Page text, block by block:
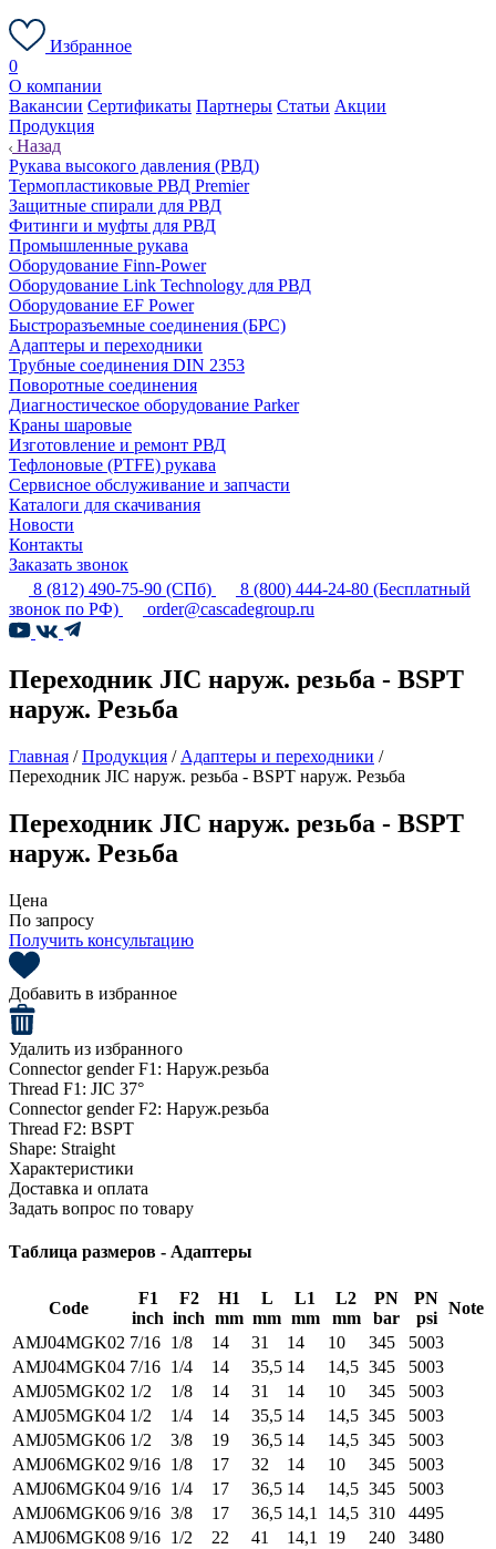
Избранное
0
О компании
Вакансии Сертификаты Партнеры Статьи Акции
Продукция
Назад
Рукава высокого давления (РВД)
Термопластиковые РВД Premier
Защитные спирали для РВД
Фитинги и муфты для РВД
Промышленные рукава
Оборудование Finn-Power
Оборудование Link Technology для РВД
Оборудование EF Power
Быстроразъемные соединения (БРС)
Адаптеры и переходники
Трубные соединения DIN 2353
Поворотные соединения
Диагностическое оборудование Parker
Краны шаровые
Изготовление и ремонт РВД
Тефлоновые (PTFE) рукава
Сервисное обслуживание и запчасти
Каталоги для скачивания
Новости
Контакты
Заказать звонок
8 (812) 490-75-90 (СПб) 8 (800) 444-24-80 (Бесплатный
звонок по РФ)
order@cascadegroup.ru
Переходник JIC наруж. резьба - BSPT
наруж. Резьба
Главная /Продукция / Адаптеры и переходники /
Переходник JIC наруж. резьба - BSPT наруж. Резьба
Переходник JIC наруж. резьба - BSPT
наруж. Резьба
Цена
По запросу
Получить консультацию
Добавить в избранное
Удалить из избранного
Connector gender F1: Наруж.резьба
Thread F1: JIC 37°
Connector gender F2: Наруж.резьба
Thread F2: BSPT
Shape: Straight
Характеристики
Доставка и оплата
Задать вопрос по товару
Таблица размеров - Адаптеры
Code
F1
inch
F2
inch
H1
mm
L
mm
L1
mm
L2
mm
PN
bar
PN
psi
Note
AMJ04MGK02 7/16 1/8 14 31 14 10 345
5003
AMJ04MGK04 7/16 1/4 14 35,5 14 14,5 345
5003
AMJ05MGK02 1/2 1/8 14 31 14 10 345
5003
AMJ05MGK04 1/2 1/4 14 35,5 14 14,5 345
5003
AMJ05MGK06 1/2 3/8 19 36,5 14 14,5 345
5003
AMJ06MGK02 9/16 1/8 17 32 14 10 345
5003
AMJ06MGK04 9/16 1/4 17 36,5 14 14,5 345
5003
AMJ06MGK06 9/16 3/8 17 36,5 14,1 14,5 310
4495
AMJ06MGK08 9/16 1/2 22 41 14,1 19 240
3480